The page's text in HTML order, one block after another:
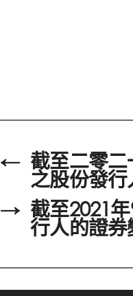
← 截至二零
之股份發
→ 截至2021
行人的證